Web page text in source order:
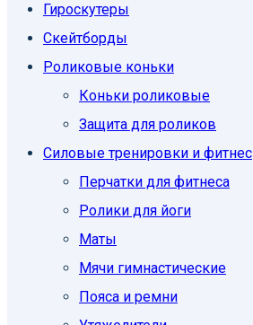
Гироскутеры
Скейтборды
Роликовые коньки
Коньки роликовые
Защита для роликов
Силовые тренировки и фитнес
Перчатки для фитнеса
Ролики для йоги
Маты
Мячи гимнастические
Пояса и ремни